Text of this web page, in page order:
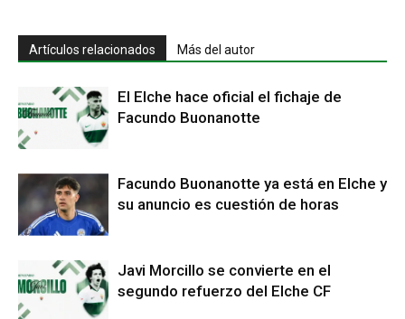
Artículos relacionados Más del autor
El Elche hace oficial el fichaje de
Facundo Buonanotte
Facundo Buonanotte ya está en Elche y
su anuncio es cuestión de horas
Javi Morcillo se convierte en el
segundo refuerzo del Elche CF